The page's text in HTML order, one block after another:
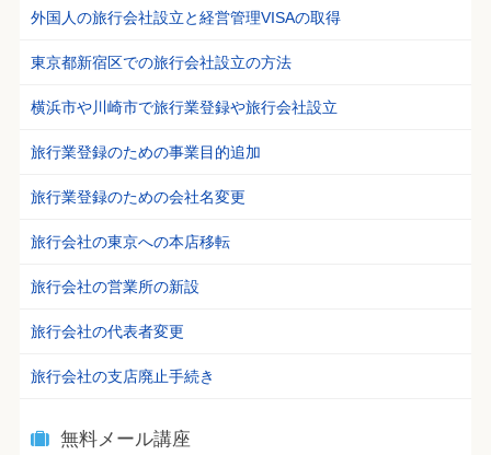
外国人の旅行会社設立と経営管理VISAの取得
東京都新宿区での旅行会社設立の方法
横浜市や川崎市で旅行業登録や旅行会社設立
旅行業登録のための事業目的追加
旅行業登録のための会社名変更
旅行会社の東京への本店移転
旅行会社の営業所の新設
旅行会社の代表者変更
旅行会社の支店廃止手続き
無料メール講座